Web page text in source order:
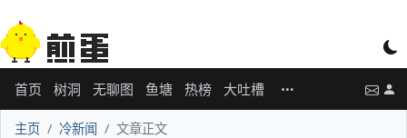
首页 树洞 无聊图 鱼塘 热榜 大吐槽
主页 冷新闻 文章正文